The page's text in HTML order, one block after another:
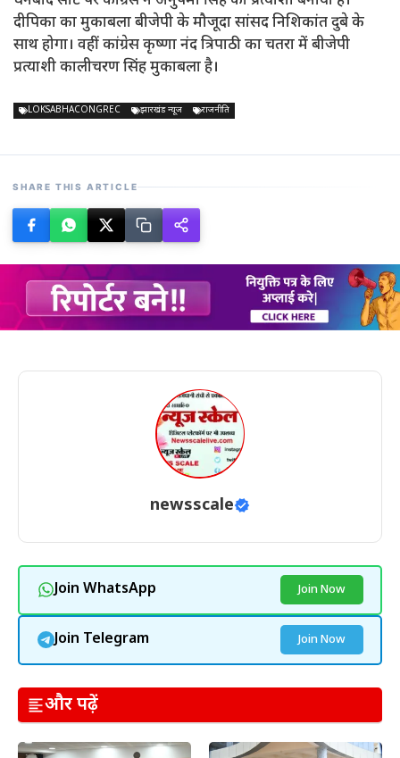
दीपिका का मुकाबला बीजेपी के मौजूदा सांसद निशिकांत दुबे के
साथ होगा। वहीं कांग्रेस कृष्णा नंद त्रिपाठी का चतरा में बीजेपी
प्रत्याशी कालीचरण सिंह मुकाबला है।
LOKSABHACONGREC झारखंड न्यूज राजनीति
SHARE THIS ARTICLE
newsscale
Join WhatsApp Join Now
Join Telegram Join Now
और पढ़ें